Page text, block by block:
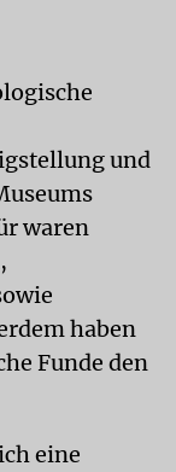
und
waren
haben
Funde den
eine